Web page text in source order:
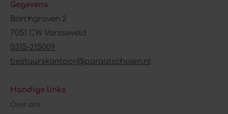
Gegevens
Borchgraven 2
7051 CW Varsseveld
0315-215009
bestuurskantoor@paraatscholen.nl
Handige links
Over ons